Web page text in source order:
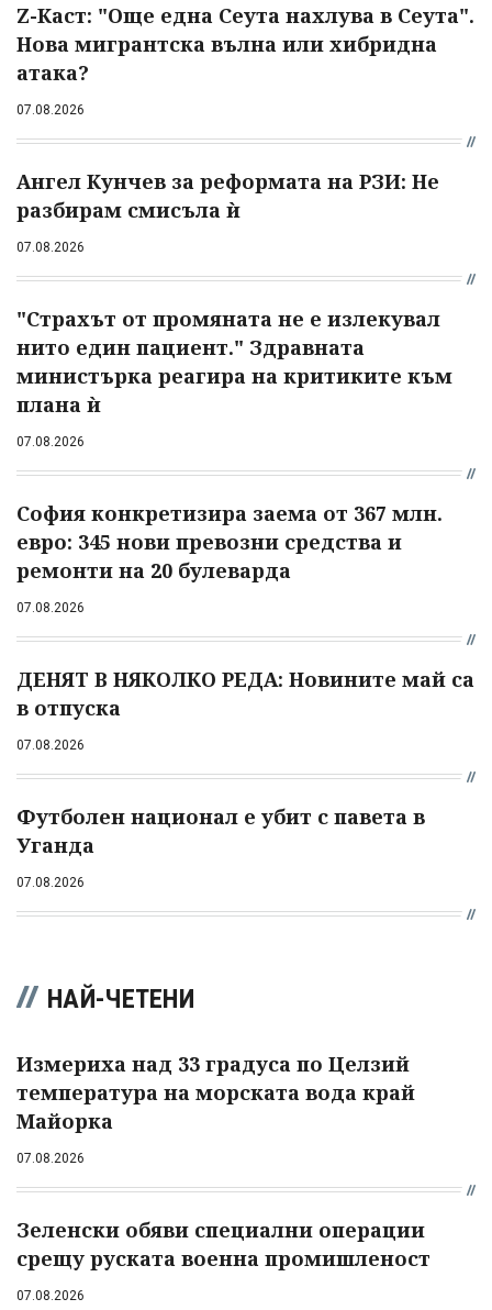
Z-Каст: "Още една Сеута нахлува в Сеута".
Нова мигрантска вълна или хибридна
атака?
07.08.2026
Ангел Кунчев за реформата на РЗИ: Не
разбирам смисъла ѝ
07.08.2026
"Страхът от промяната не е излекувал
нито един пациент." Здравната
министърка реагира на критиките към
плана ѝ
07.08.2026
София конкретизира заема от 367 млн.
евро: 345 нови превозни средства и
ремонти на 20 булеварда
07.08.2026
ДЕНЯТ В НЯКОЛКО РЕДА: Новините май са
в отпуска
07.08.2026
Футболен национал е убит с павета в
Уганда
07.08.2026
НАЙ-ЧЕТЕНИ
Измериха над 33 градуса по Целзий
температура на морската вода край
Майорка
07.08.2026
Зеленски обяви специални операции
срещу руската военна промишленост
07.08.2026